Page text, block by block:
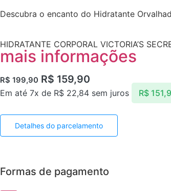
Descubra o encanto do Hidratante
HIDRATANTE CORPORAL VICTORIA’S
mais informações
R$ 199,90 R$ 159,90
Em até 7x de R$ 22,84 sem juros R$
Detalhes do parcelamento
Formas de pagamento